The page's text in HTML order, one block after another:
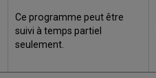
Ce programme peut être
suivi à temps partiel
seulement.